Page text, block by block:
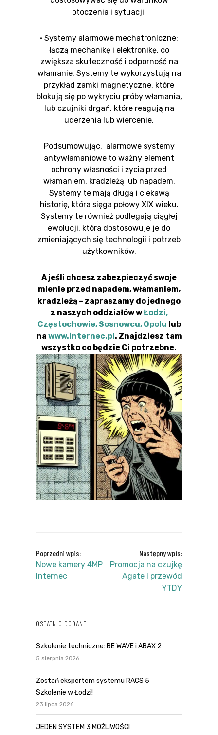
otoczenia i sytuacji.
• Systemy alarmowe mechatroniczne:
łączą mechanikę i elektronikę, co
zwiększa skuteczność i odporność na
włamanie. Systemy te wykorzystują na
przykład zamki magnetyczne, które
blokują się po wykryciu próby włamania,
lub czujniki drgań, które reagują na
uderzenia lub wiercenie.
Podsumowując, alarmowe systemy
antywłamaniowe to ważny element
ochrony własności i życia przed
włamaniem, kradzieżą lub napadem.
Systemy te mają długą i ciekawą
historię, która sięga połowy XIX wieku.
Systemy te również podlegają ciągłej
ewolucji, która dostosowuje je do
zmieniających się technologii i potrzeb
użytkowników.
A jeśli chcesz zabezpieczyć swoje
mienie przed napadem, włamaniem,
kradzieżą – zapraszamy do jednego
z naszych oddziałów wŁodzi,
Częstochowie, Sosnowcu, Opolu lub
na www.internec.pl. Znajdziesz tam
wszystko co będzie Ci potrzebne.
Poprzedni wpis:
Nowe kamery 4MP
Internec
Następny wpis:
Promocja na czujkę
Agate i przewód
YTDY
OSTATNIO DODANE
Szkolenie techniczne: BE WAVE i ABAX 2
5 sierpnia 2026
Zostań ekspertem systemu RACS 5 –
Szkolenie w Łodzi!
23 lipca 2026
JEDEN SYSTEM 3 MOŻLIWOŚCI